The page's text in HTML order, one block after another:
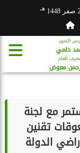
هـ
التحرير
حلمي
العام
معوض
مع لجنة
تقنين
الدولة